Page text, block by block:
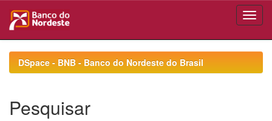
navigationDSpace - BNB - Banco do Nordeste do Brasil
Pesquisar